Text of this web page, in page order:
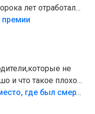
лет отработали
премии
не
и что такое плохо!
же
«Попал на пику»: СК показал место, где был смертельно травмирован ребенок в Тольятти